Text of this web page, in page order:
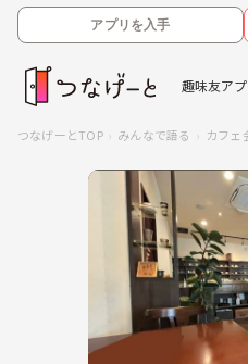
アプリを入手
趣味友ア
つなげーとTOP みんなで語る カフェ